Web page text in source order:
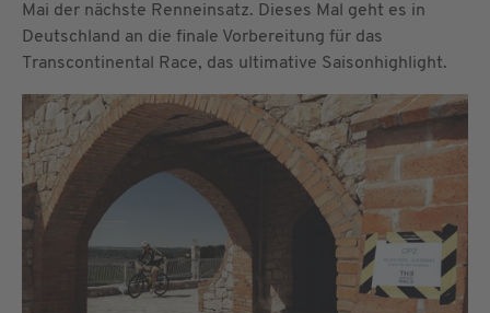
Mai der nächste Renneinsatz. Dieses Mal geht es in
Deutschland an die finale Vorbereitung für das
Transcontinental Race, das ultimative Saisonhighlight.